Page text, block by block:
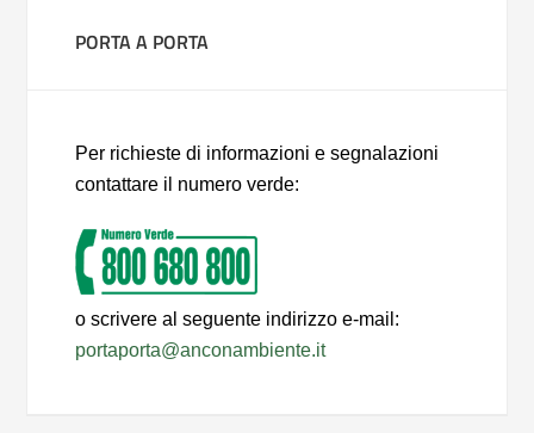
PORTA A PORTA
Per richieste di informazioni e segnalazioni
contattare il numero verde:
o scrivere al seguente indirizzo e-mail:
portaporta@anconambiente.it